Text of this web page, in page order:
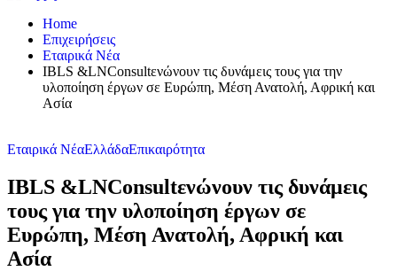
Home
Επιχειρήσεις
Εταιρικά Νέα
IBLS &LNConsultενώνουν τις δυνάμεις τους για την
υλοποίηση έργων σε Ευρώπη, Μέση Ανατολή, Αφρική και
Ασία
Εταιρικά ΝέαΕλλάδαΕπικαιρότητα
IBLS &LNConsultενώνουν τις δυνάμεις
τους για την υλοποίηση έργων σε
Ευρώπη, Μέση Ανατολή, Αφρική και
Ασία